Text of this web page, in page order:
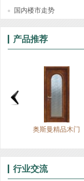
国内楼市走势
产品推荐
奥斯曼精品木门
行业交流